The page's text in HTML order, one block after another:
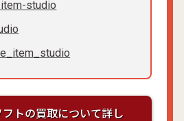
studio
フトの買取について詳し